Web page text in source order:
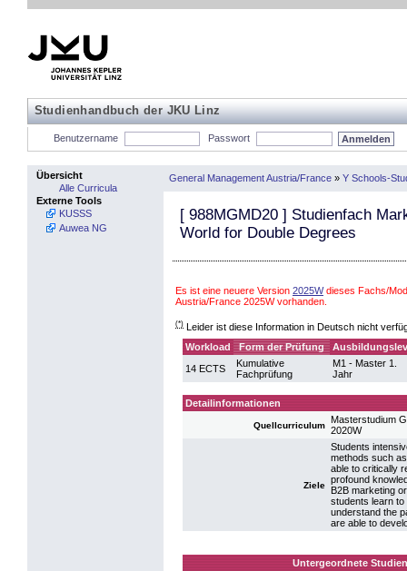
Studienhandbuch der JKU Linz
Benutzername Passwort
Übersicht
Alle Curricula
Externe Tools
KUSSS
Auwea NG
General Management Austria/France » Y Schools-
[ 988MGMD20 ] Studienfach
World for Double Degrees
Es ist eine neuere Version 2025Wdieses Fachs/
Austria/France 2025W vorhanden.
(*) Leider ist diese Information in Deutsch nicht
Workload
Form der Prüfung
14 ECTS
Kumulative
Fachprüfung
M1 - Master 1.
Jahr
Detailinformationen
Quellcurriculum
Masterstudium
2020W
Ziele
Students
methods such
able to critically
profound
B2B marketing
students learn
understand the
are able to
Untergeordnete